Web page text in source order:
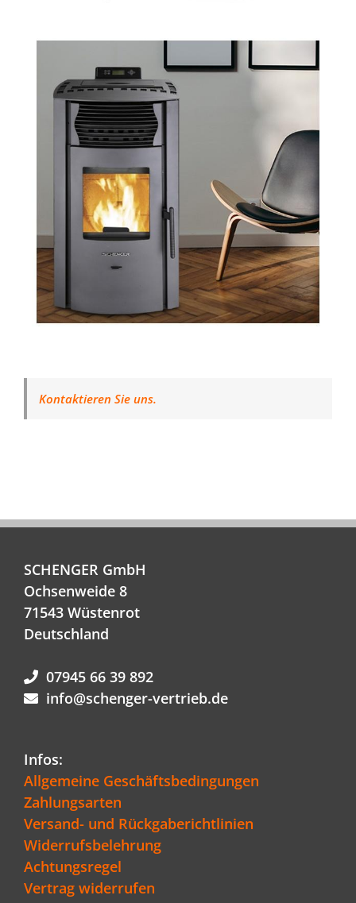
Kontaktieren Sie uns.
SCHENGER GmbH
Ochsenweide 8
71543 Wüstenrot
Deutschland
07945 66 39 892
info@schenger-vertrieb.de
Infos:
Allgemeine Geschäftsbedingungen
Zahlungsarten
Versand- und Rückgaberichtlinien
Widerrufsbelehrung
Achtungsregel
Vertrag widerrufen